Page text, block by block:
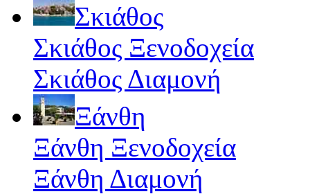
Σκιάθος
Σκιάθος Ξενοδοχεία
Σκιάθος Διαμονή
Ξάνθη
Ξάνθη Ξενοδοχεία
Ξάνθη Διαμονή